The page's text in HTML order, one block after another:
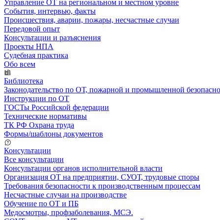
Управление ОТ на региональном и местном уровне
События, интервью, факты
Происшествия, аварии, пожары, несчастные случаи
Передовой опыт
Консультации и разъяснения
Проекты НПА
Судебная практика
Обо всем
Библиотека
Законодательство по ОТ, пожарной и промышленной
Инструкции по ОТ
ГОСТы Российской федерации
Технические нормативы
ТК РФ Охрана труда
Формы/шаблоны документов
Консультации
Все консультации
Консультации органов исполнительной власти
Организация ОТ на предприятии, СУОТ, трудовые споры
Требования безопасности к производственным процессам
Несчастные случаи на производстве
Обучение по ОТ и ПБ
Медосмотры, профзаболевания, МСЭ.